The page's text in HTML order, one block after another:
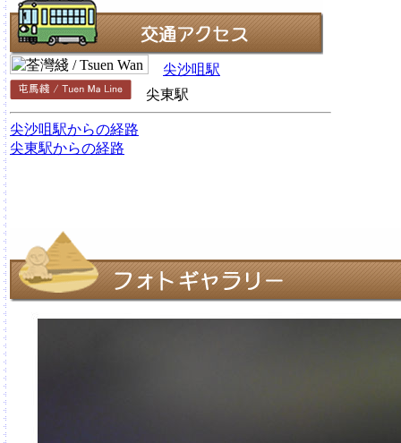
尖沙咀駅
尖東駅
尖沙咀駅からの経路
尖東駅からの経路